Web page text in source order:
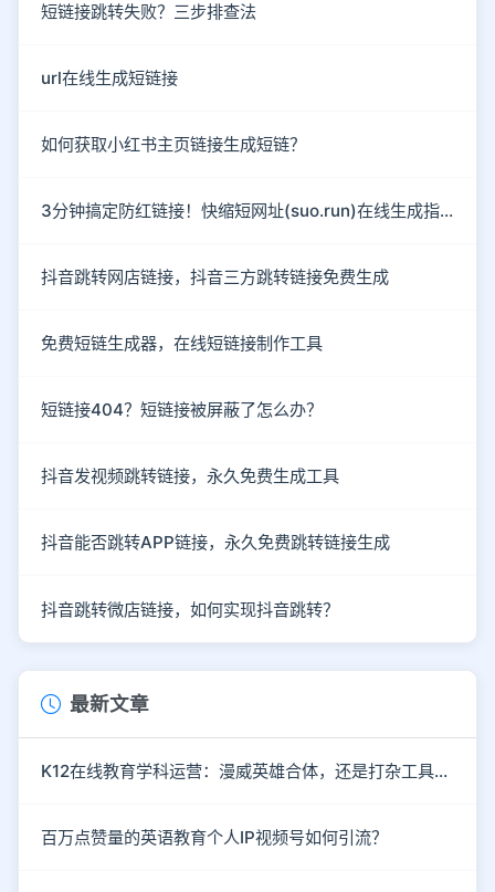
短链接跳转失败？三步排查法
url在线生成短链接
如何获取小红书主页链接生成短链？
3分钟搞定防红链接！快缩短网址(suo.run)在线生成指南
抖音跳转网店链接，抖音三方跳转链接免费生成
免费短链生成器，在线短链接制作工具
短链接404？短链接被屏蔽了怎么办？
抖音发视频跳转链接，永久免费生成工具
抖音能否跳转APP链接，永久免费跳转链接生成
抖音跳转微店链接，如何实现抖音跳转？
最新文章
K12在线教育学科运营：漫威英雄合体，还是打杂工具人？
百万点赞量的英语教育个人IP视频号如何引流？